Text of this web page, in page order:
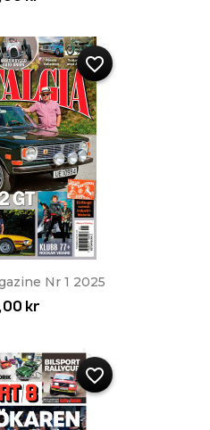
Nr 1 2025
kr
favorite_border
favorite_border